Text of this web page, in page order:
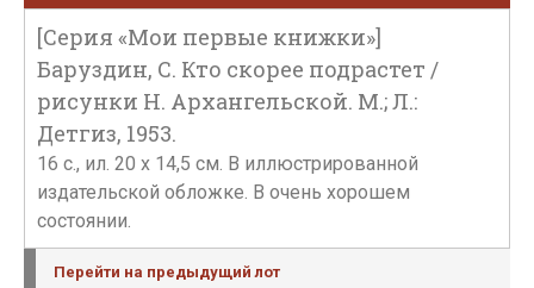
[Серия «Мои первые книжки»]
Баруздин, С. Кто скорее подрастет /
рисунки Н. Архангельской. М.; Л.:
Детгиз, 1953.
16 с., ил. 20 х 14,5 см. В иллюстрированной
издательской обложке. В очень хорошем
состоянии.
Перейти на предыдущий лот